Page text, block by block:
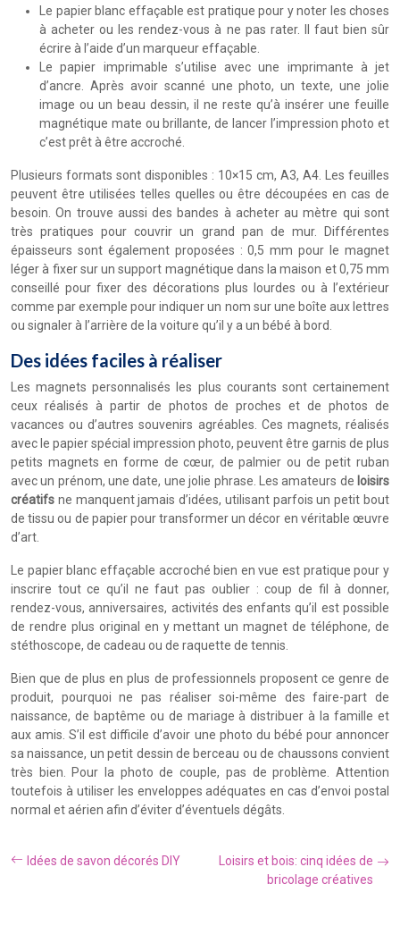
Le papier blanc effaçable est pratique pour y noter les choses
à acheter ou les rendez-vous à ne pas rater. Il faut bien sûr
écrire à l’aide d’un marqueur effaçable.
Le papier imprimable s’utilise avec une imprimante à jet
d’ancre. Après avoir scanné une photo, un texte, une jolie
image ou un beau dessin, il ne reste qu’à insérer une feuille
magnétique mate ou brillante, de lancer l’impression photo et
c’est prêt à être accroché.
Plusieurs formats sont disponibles : 10×15 cm, A3, A4. Les feuilles
peuvent être utilisées telles quelles ou être découpées en cas de
besoin. On trouve aussi des bandes à acheter au mètre qui sont
très pratiques pour couvrir un grand pan de mur. Différentes
épaisseurs sont également proposées : 0,5 mm pour le magnet
léger à fixer sur un support magnétique dans la maison et 0,75 mm
conseillé pour fixer des décorations plus lourdes ou à l’extérieur
comme par exemple pour indiquer un nom sur une boîte aux lettres
ou signaler à l’arrière de la voiture qu’il y a un bébé à bord.
Des idées faciles à réaliser
Les magnets personnalisés les plus courants sont certainement
ceux réalisés à partir de photos de proches et de photos de
vacances ou d’autres souvenirs agréables. Ces magnets, réalisés
avec le papier spécial impression photo, peuvent être garnis de plus
petits magnets en forme de cœur, de palmier ou de petit ruban
avec un prénom, une date, une jolie phrase. Les amateurs de loisirs
créatifs ne manquent jamais d’idées, utilisant parfois un petit bout
de tissu ou de papier pour transformer un décor en véritable œuvre
d’art.
Le papier blanc effaçable accroché bien en vue est pratique pour y
inscrire tout ce qu’il ne faut pas oublier : coup de fil à donner,
rendez-vous, anniversaires, activités des enfants qu’il est possible
de rendre plus original en y mettant un magnet de téléphone, de
stéthoscope, de cadeau ou de raquette de tennis.
Bien que de plus en plus de professionnels proposent ce genre de
produit, pourquoi ne pas réaliser soi-même des faire-part de
naissance, de baptême ou de mariage à distribuer à la famille et
aux amis. S’il est difficile d’avoir une photo du bébé pour annoncer
sa naissance, un petit dessin de berceau ou de chaussons convient
très bien. Pour la photo de couple, pas de problème. Attention
toutefois à utiliser les enveloppes adéquates en cas d’envoi postal
normal et aérien afin d’éviter d’éventuels dégâts.
Idées de savon décorés DIY
Loisirs et bois: cinq idées de
bricolage créatives